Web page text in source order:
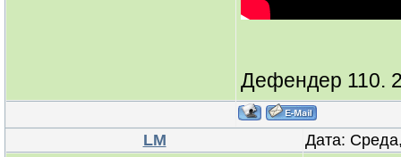
Дефендер 110.
LM Дата: